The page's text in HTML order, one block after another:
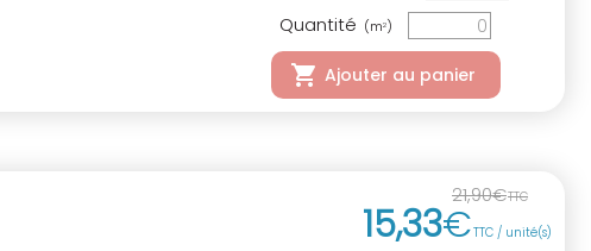
Quantité (m2)
Ajouter au panier
21,90€TTC
15,33€TTC / unité(s)